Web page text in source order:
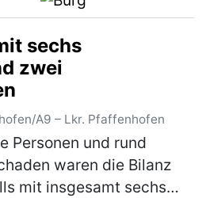
sechs
zwei
A9 – Lkr. Pfaffenhofen
Personen und rund
waren die Bilanz
mit insgesamt sechs